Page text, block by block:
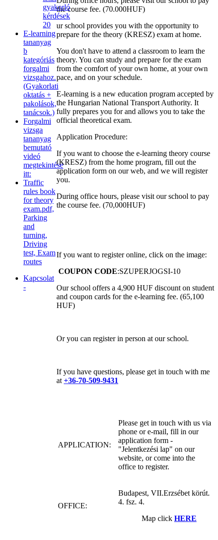
the course fee. (70.000HUF)
ur school provides you with the opportunity to
prepare for the theory (KRESZ) exam at home.
You don't have to attend a classroom to learn the
theory. You can study and prepare for the exam
from the comfort of your own home, at your own
pace, and on your schedule.
E-learning is a new education program accepted by
the Hungarian National Transport Authority. It
fully prepares you for and allows you to take the
official theoretical exam.
Application Procedure:
If you want to choose the e-learning theory course
(KRESZ) from the home program, fill out the
application form on our web, and we will register
you.
During office hours, please visit our school to pay
the course fee. (70,000HUF)
If you want to register online, click on the image:
COUPON CODE:SZUPERJOGSI-10
Our school offers a 4,900 HUF discount on student
and coupon cards for the e-learning fee. (65,100
HUF)
Or you can register in person at our school.
If you have questions, please get in touch with me
at +36-70-509-9431
APPLICATION:
Please get in touch with us via
phone or e-mail, fill in our
application form -
"Jelentkezési lap" on our
website, or come into the
office to register.
OFFICE:
Budapest, VII.Erzsébet körút.
4. fsz. 4.
Map click HERE
gyakorló
kérdések
20
E-learning
tananyag
b
kategóriás
forgalmi
vizsgahoz.
(Gyakorlati
oktatás +
pakolások,
tanácsok.)
Forgalmi
vizsga
tananyag
bemutató
videó
megtekintése
itt:
Traffic
rules book
for theory
exam.pdf,
Parking
and
turning,
Driving
test, Exam
routes
Kapcsolat
-